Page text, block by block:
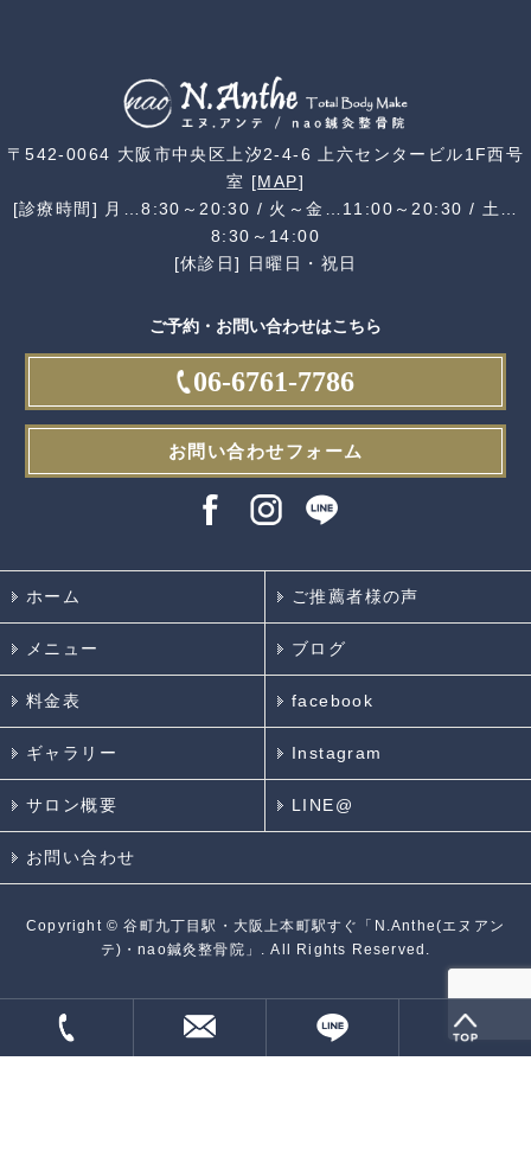
〒542-0064 大阪市中央区上汐2-4-6 上六センタービル1F西号
室 [MAP]
[診療時間] 月…8:30～20:30 / 火～金…11:00～20:30 / 土…
8:30～14:00
[休診日] 日曜日・祝日
ご予約・お問い合わせはこちら
06-6761-7786
お問い合わせフォーム
ホーム ご推薦者様の声
メニュー ブログ
料金表 facebook
ギャラリー Instagram
サロン概要 LINE@
お問い合わせ
Copyright ©谷町九丁目駅・大阪上本町駅すぐ「N.Anthe(エヌアン
テ)・nao鍼灸整骨院」. All Rights Reserved.